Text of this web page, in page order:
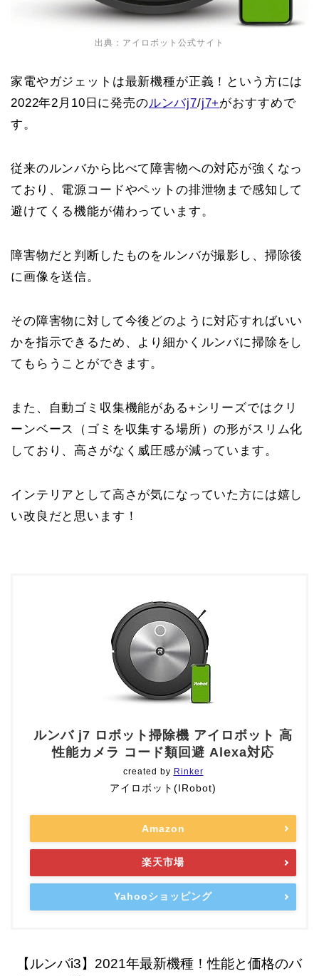
出典：アイロボット公式サイト
家電やガジェットは最新機種が正義！という方には
2022年2月10日に発売のルンバj7/j7+がおすすめで
す。
従来のルンバから比べて障害物への対応が強くなっ
ており、電源コードやペットの排泄物まで感知して
避けてくる機能が備わっています。
障害物だと判断したものをルンバが撮影し、掃除後
に画像を送信。
その障害物に対して今後どのように対応すればいい
かを指示できるため、より細かくルンバに掃除をし
てもらうことができます。
また、自動ゴミ収集機能がある+シリーズではクリ
ーンベース（ゴミを収集する場所）の形がスリム化
しており、高さがなく威圧感が減っています。
インテリアとして高さが気になっていた方には嬉し
い改良だと思います！
ルンバ j7 ロボット掃除機 アイロボット 高
性能カメラ コード類回避 Alexa対応
created by Rinker
アイロボット(IRobot)
Amazon
楽天市場
Yahooショッピング
【ルンバi3】2021年最新機種！性能と価格のバ